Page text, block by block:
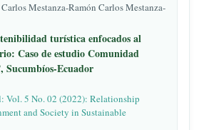
Mestanza-Ramón Carlos Mestanza-
turística enfocados al
Caso de estudio Comunidad
Sucumbíos-Ecuador
Vol. 5 No. 02 (2022): Relationship
and Society in Sustainable